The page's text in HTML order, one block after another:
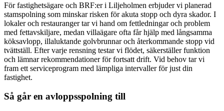
För fastighetsägare och BRF:er i Liljeholmen erbjuder vi planerad
stamspolning som minskar risken för akuta stopp och dyra skador. I
lokaler och restauranger tar vi hand om fettledningar och problem
med fettavskiljare, medan villaägare ofta får hjälp med långsamma
köksavlopp, illaluktande golvbrunnar och återkommande stopp vid
tvättställ. Efter varje rensning testar vi flödet, säkerställer funktion
och lämnar rekommendationer för fortsatt drift. Vid behov tar vi
fram ett serviceprogram med lämpliga intervaller för just din
fastighet.
Så går en avloppsspolning till